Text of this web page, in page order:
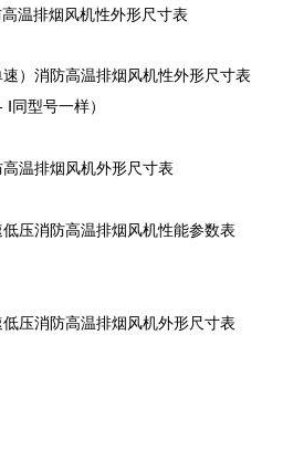
温排烟风机性外形尺寸表
）消防高温排烟风机性外形尺寸表
同型号一样）
温排烟风机外形尺寸表
压消防高温排烟风机性能参数表
压消防高温排烟风机外形尺寸表